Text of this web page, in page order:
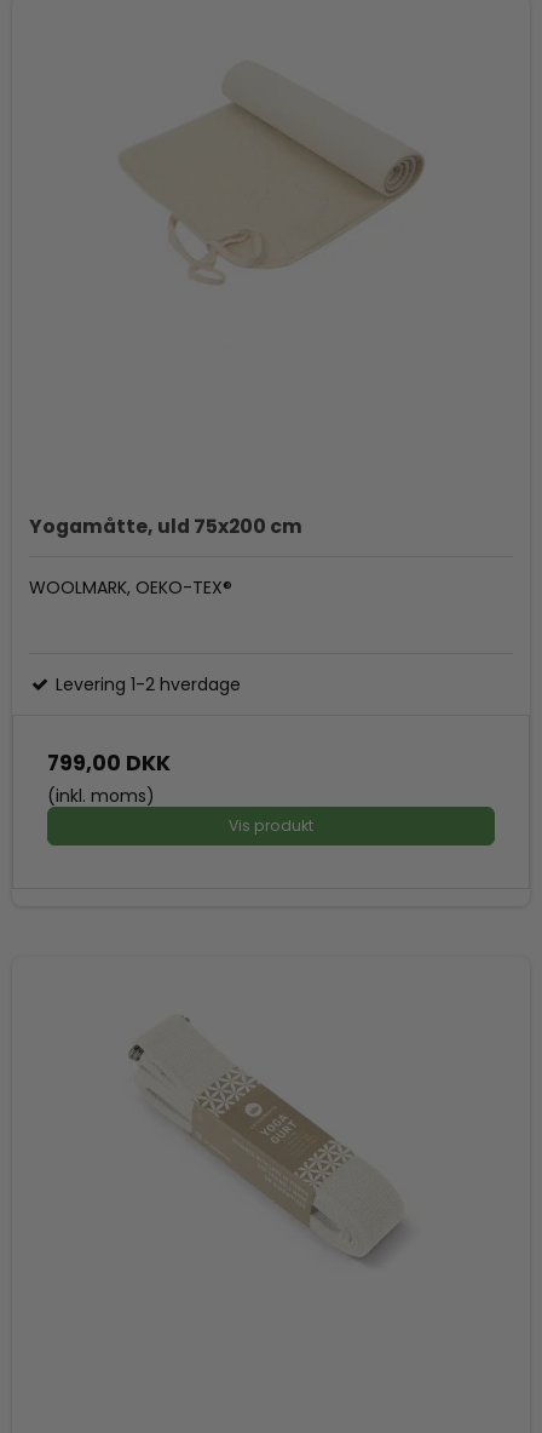
Yogamåtte, uld 75x200 cm
WOOLMARK, OEKO-TEX®
Levering 1-2 hverdage
799,00 DKK
(inkl. moms)
Vis produkt